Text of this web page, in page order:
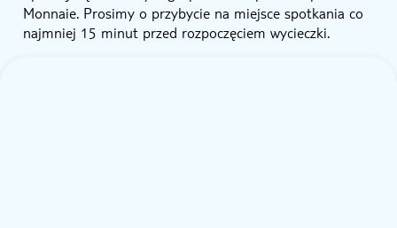
Monnaie. Prosimy o przybycie na miejsce spotkania co
najmniej 15 minut przed rozpoczęciem wycieczki.